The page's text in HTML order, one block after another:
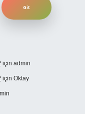
için admin
için Oktay